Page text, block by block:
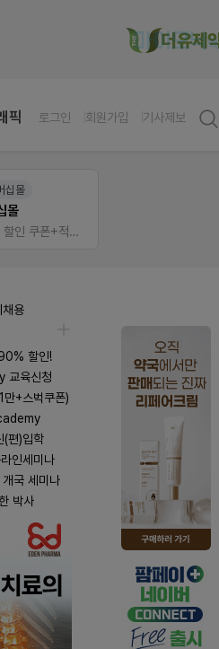
픽 로그인 회원가입 기사제보
십몰
몰
가입 시 50% 할인 쿠폰+적립금까지!
용
할인!
육신청
+스벅쿠폰)
(편)입학
인세미나
국 세미나
박사